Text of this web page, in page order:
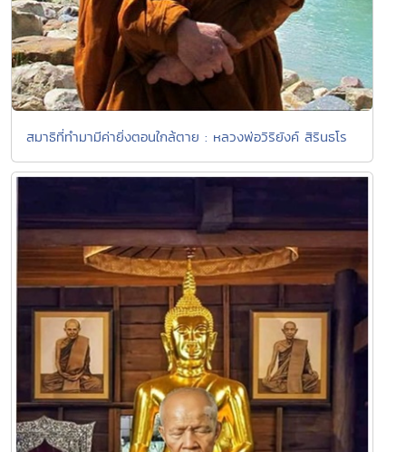
สมาธิที่ทำมามีค่ายิ่งตอนใกล้ตาย : หลวงพ่อวิริยังค์ สิรินธโร